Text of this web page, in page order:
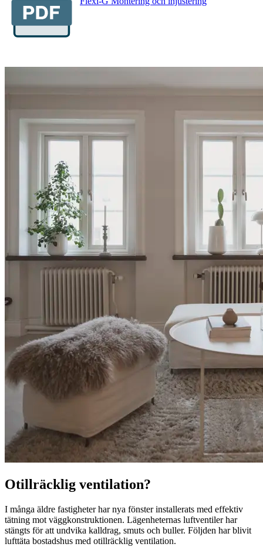
Otillräcklig ventilation?
I många äldre fastigheter har nya fönster installerats med effektiv
tätning mot väggkonstruktionen. Lägenheternas luftventiler har
stängts för att undvika kalldrag, smuts och buller. Följden har blivit
lufttäta bostadshus med otillräcklig ventilation.